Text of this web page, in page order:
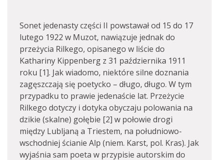
Sonet jedenasty części II powstawał od 15 do 17
lutego 1922 w Muzot, nawiązuje jednak do
przeżycia Rilkego, opisanego w liście do
Kathariny Kippenberg z 31 października 1911
roku [1]. Jak wiadomo, niektóre silne doznania
zagęszczają się poetycko – długo, długo. W tym
przypadku to prawie jedenaście lat. Przeżycie
Rilkego dotyczy i dotyka obyczaju polowania na
dzikie (skalne) gołębie [2] w połowie drogi
między Lubljaną a Triestem, na południowo-
wschodniej ścianie Alp (niem. Karst, pol. Kras). Jak
wyjaśnia sam poeta w przypisie autorskim do